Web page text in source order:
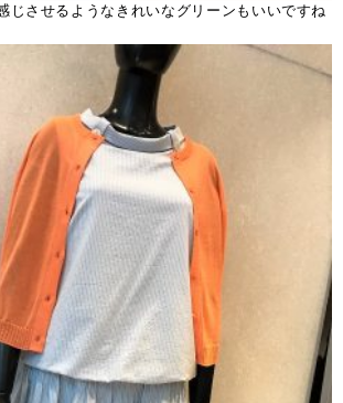
じさせるようなきれいなグリーンもいいですね